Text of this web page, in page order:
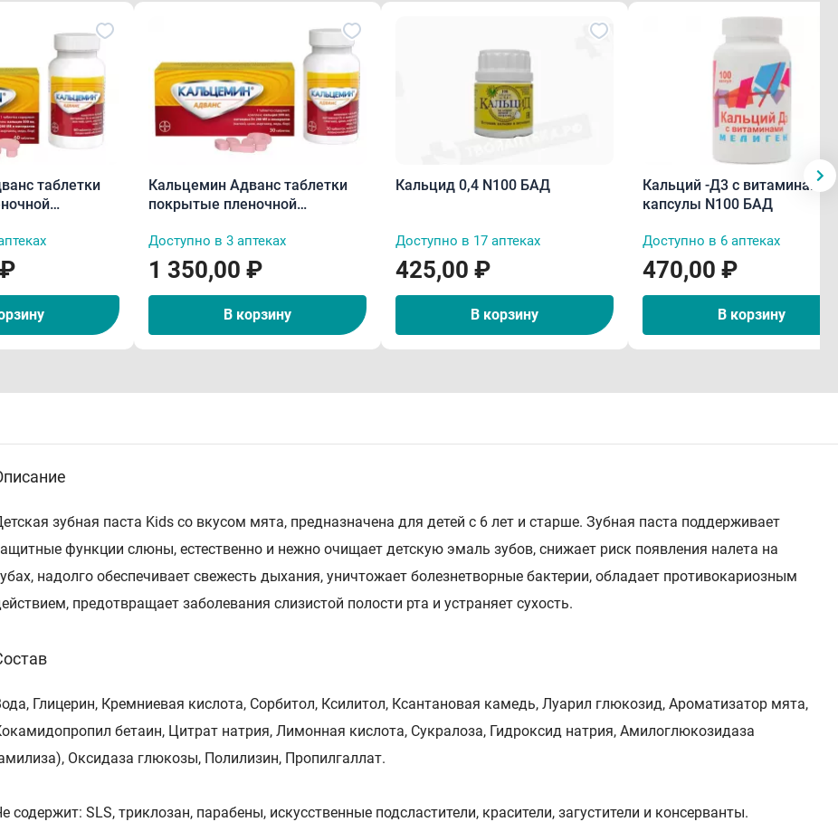
таблетки
Кальцемин Адванс таблетки
покрытые пленочной
Доступно в 3 аптеках
1 350,00 ₽
В корзину
Кальцид 0,4 N100 БАД
Доступно в 17 аптеках
425,00 ₽
В корзину
Кальций -Д3 с витаминами
капсулы N100 БАД
Доступно в 6 аптеках
470,00 ₽
В корзину
зубная паста Kids со вкусом мята, предназначена для детей с 6 лет и старше. Зубная паста поддерживает
функции слюны, естественно и нежно очищает детскую эмаль зубов, снижает риск появления налета на
надолго обеспечивает свежесть дыхания, уничтожает болезнетворные бактерии, обладает противокариозным
предотвращает заболевания слизистой полости рта и устраняет сухость.
Глицерин, Кремниевая кислота, Сорбитол, Ксилитол, Ксантановая камедь, Луарил глюкозид, Ароматизатор мята,
бетаин, Цитрат натрия, Лимонная кислота, Сукралоза, Гидроксид натрия, Амилоглюкозидаза
Оксидаза глюкозы, Полилизин, Пропилгаллат.
содержит: SLS, триклозан, парабены, искусственные подсластители, красители, загустители и консерванты.